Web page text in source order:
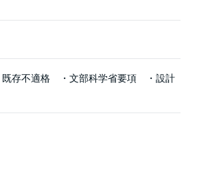
既存不適格 ・文部科学省要項 ・設計